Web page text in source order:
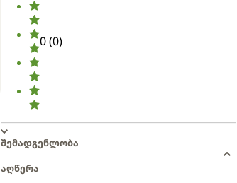
0(0)
შემადგენლობა
აღწერა